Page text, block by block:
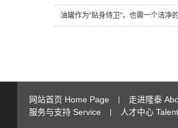
油罐作为“贴身侍卫”，也需一个洁净
网站首页 Home Page
走进隆泰
服务与支持 Service
人才中心